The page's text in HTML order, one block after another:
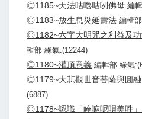
◎1185~天法咕嚕咕咧佛母 編
◎1183~放生息災延壽法 編輯
◎1182~六字大明咒之利益及功
輯部 緣氣:(12244)
◎1180~灌頂意義 編輯部 緣氣
◎1179~大悲觀世音菩薩與圓
(6887)
◎1178~認識「唵嘛呢唄美吽